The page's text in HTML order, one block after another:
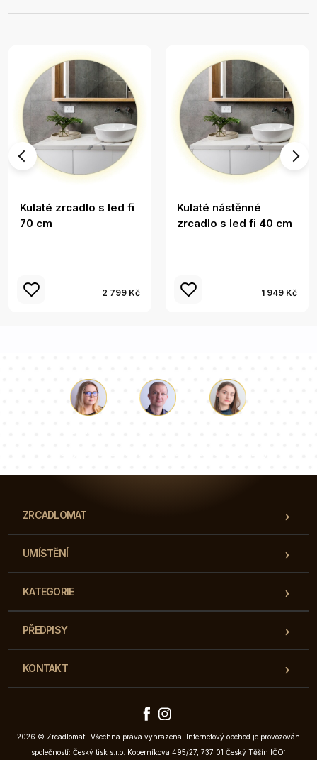
Kulaté zrcadlo s led fi
70 cm
2 799 Kč
Kulaté nástěnné
zrcadlo s led fi 40 cm
1 949 Kč
ZRCADLOMAT
UMÍSTĚNÍ
KATEGORIE
PŘEDPISY
KONTAKT
2026 © Zrcadlomat– Všechna práva vyhrazena. Internetový obchod je provozován
společností: Český tisk s.r.o. Koperníkova 495/27, 737 01 Český Těšín IČO: